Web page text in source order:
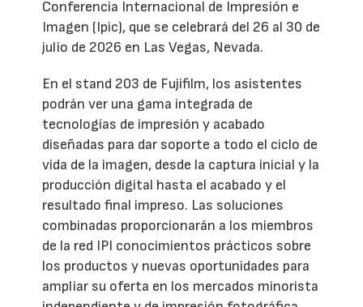
Conferencia Internacional de Impresión e
Imagen (Ipic), que se celebrará del 26 al 30 de
julio de 2026 en Las Vegas, Nevada.
En el stand 203 de Fujifilm, los asistentes
podrán ver una gama integrada de
tecnologías de impresión y acabado
diseñadas para dar soporte a todo el ciclo de
vida de la imagen, desde la captura inicial y la
producción digital hasta el acabado y el
resultado final impreso. Las soluciones
combinadas proporcionarán a los miembros
de la red IPI conocimientos prácticos sobre
los productos y nuevas oportunidades para
ampliar su oferta en los mercados minorista